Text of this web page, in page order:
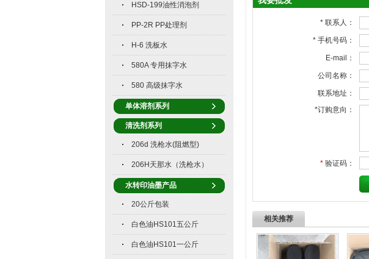
HSD-199油性消泡剂
PP-2R PP处理剂
H-6 洗板水
580A 专用抹字水
580 高级抹字水
单体溶剂系列
清洗剂系列
206d 洗枪水(阻燃型)
206H天那水（洗枪水）
水转印油墨产品
20公斤包装
白色油HS101五公斤
白色油HS101一公斤
* 联系人：
* 手机号码：
E-mail：
公司名称：
联系地址：
*订购意向：
* 验证码：
相关推荐